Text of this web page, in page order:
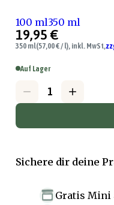
100 ml350 ml
19,95 €
350 ml(57,00 € / l), inkl. MwSt,
Auf Lager
Sichere dir deine
Gratis Mini